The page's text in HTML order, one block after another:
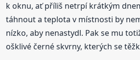
k oknu, ať příliš netrpí krátkým
táhnout a teplota v místnosti by
nízko, aby nenastydl. Pak se mu
ošklivé černé skvrny, kterých se